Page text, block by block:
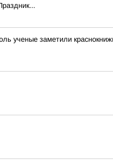
ученые заметили